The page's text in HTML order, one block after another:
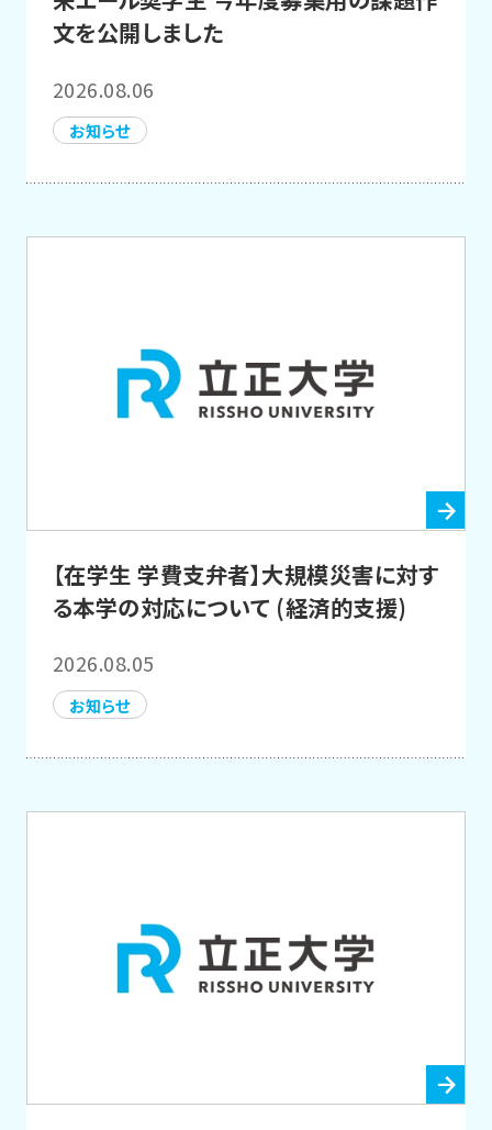
文を公開しました
2026.08.06
お知らせ
【在学生 学費支弁者】大規模災害に対す
る本学の対応について (経済的支援)
2026.08.05
お知らせ